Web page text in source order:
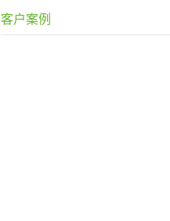
客户案例